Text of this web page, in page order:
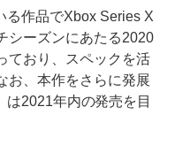
作品でXbox Series X
シーズンにあたる2020
ており、スペックを活
お、本作をさらに発展
は2021年内の発売を目